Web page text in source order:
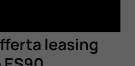
leasing